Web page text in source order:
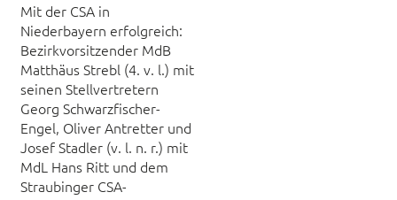
Mit der CSA in
Niederbayern erfolgreich:
Bezirkvorsitzender MdB
Matthäus Strebl (4. v. l.) mit
seinen Stellvertretern
Georg Schwarzfischer-
Engel, Oliver Antretter und
Josef Stadler (v. l. n. r.) mit
MdL Hans Ritt und dem
Straubinger CSA-